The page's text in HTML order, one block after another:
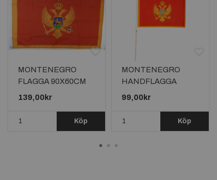
MONTENEGRO
FLAGGA 90X60CM
139,00kr
Köp
MONTENEGRO
HANDFLAGGA
45X30CM
99,00kr
Köp